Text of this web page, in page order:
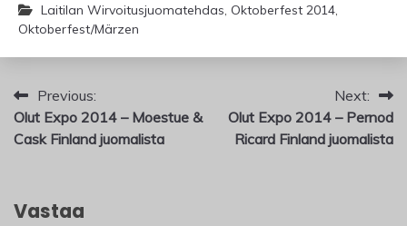
Laitilan Wirvoitusjuomatehdas Oktoberfest 2014
Oktoberfest/Märzen
Artikkelien
selaus
Previous:
Olut Expo 2014 – Moestue &
Cask Finland juomalista
Next:
Olut Expo 2014 – Pernod
Ricard Finland juomalista
Vastaa